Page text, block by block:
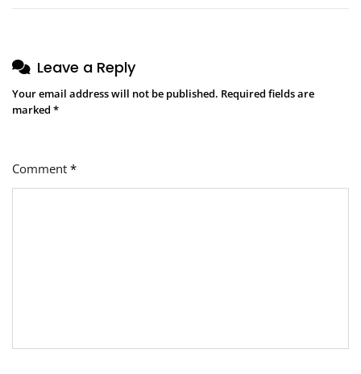
Leave a Reply
Your email address will not be published. Required fields are
marked *
Comment *